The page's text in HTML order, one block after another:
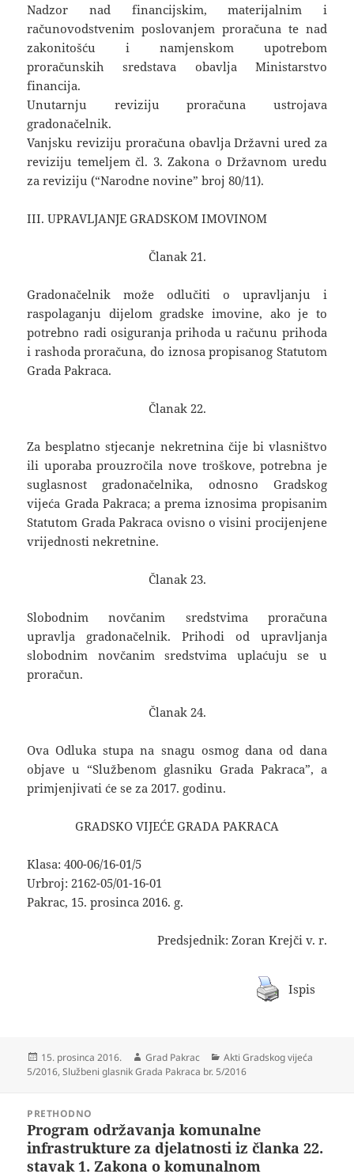
Nadzor nad financijskim, materijalnim i
računovodstvenim poslovanjem proračuna te nad
zakonitošću i namjenskom upotrebom
proračunskih sredstava obavlja Ministarstvo
financija.
Unutarnju reviziju proračuna ustrojava
gradonačelnik.
Vanjsku reviziju proračuna obavlja Državni ured za
reviziju temeljem čl. 3. Zakona o Državnom uredu
za reviziju (“Narodne novine” broj 80/11).
III. UPRAVLJANJE GRADSKOM IMOVINOM
Članak 21.
Gradonačelnik može odlučiti o upravljanju i
raspolaganju dijelom gradske imovine, ako je to
potrebno radi osiguranja prihoda u računu prihoda
i rashoda proračuna, do iznosa propisanog Statutom
Grada Pakraca.
Članak 22.
Za besplatno stjecanje nekretnina čije bi vlasništvo
ili uporaba prouzročila nove troškove, potrebna je
suglasnost gradonačelnika, odnosno Gradskog
vijeća Grada Pakraca; a prema iznosima propisanim
Statutom Grada Pakraca ovisno o visini procijenjene
vrijednosti nekretnine.
Članak 23.
Slobodnim novčanim sredstvima proračuna
upravlja gradonačelnik. Prihodi od upravljanja
slobodnim novčanim sredstvima uplaćuju se u
proračun.
Članak 24.
Ova Odluka stupa na snagu osmog dana od dana
objave u “Službenom glasniku Grada Pakraca”, a
primjenjivati će se za 2017. godinu.
GRADSKO VIJEĆE GRADA PAKRACA
Klasa: 400-06/16-01/5
Urbroj: 2162-05/01-16-01
Pakrac, 15. prosinca 2016. g.
Predsjednik: Zoran Krejči v. r.
Ispis
Objavljeno
dana
15. prosinca 2016. Autor
Grad Pakrac Kategorije
Akti Gradskog vijeća
5/2016,Službeni glasnik Grada Pakraca br. 5/2016
objavaPRETHODNO
Prethodna
objava:
Program održavanja komunalne
infrastrukture za djelatnosti iz članka 22.
stavak 1. Zakona o komunalnom